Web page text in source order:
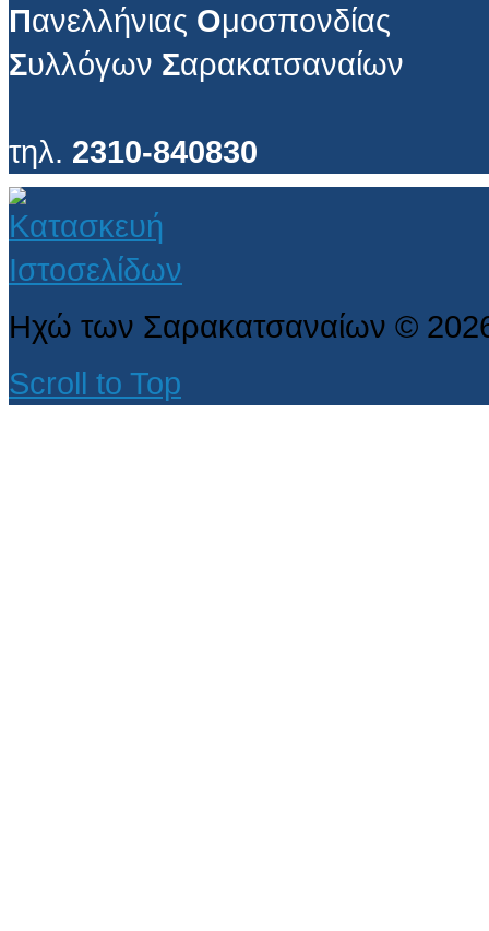
Πανελλήνιας Ομοσπονδίας
Συλλόγων Σαρακατσαναίων
τηλ. 2310-840830
Ηχώ των Σαρακατσαναίων ©
Scroll to Top